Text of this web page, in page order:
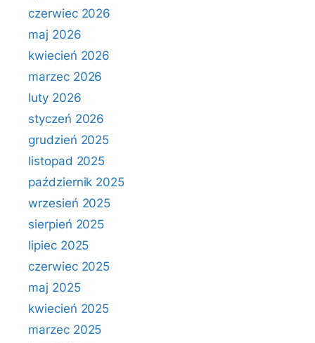
czerwiec 2026
maj 2026
kwiecień 2026
marzec 2026
luty 2026
styczeń 2026
grudzień 2025
listopad 2025
październik 2025
wrzesień 2025
sierpień 2025
lipiec 2025
czerwiec 2025
maj 2025
kwiecień 2025
marzec 2025